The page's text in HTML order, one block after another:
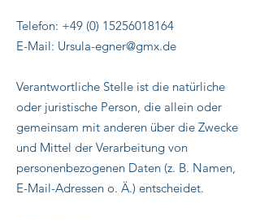
Telefon: +49 (0) 15256018164
E-Mail: Ursula-egner@gmx.de
Verantwortliche Stelle ist die natürliche
oder juristische Person, die allein oder
gemeinsam mit anderen über die Zwecke
und Mittel der Verarbeitung von
personenbezogenen Daten (z. B. Namen,
E-Mail-Adressen o. Ä.) entscheidet.